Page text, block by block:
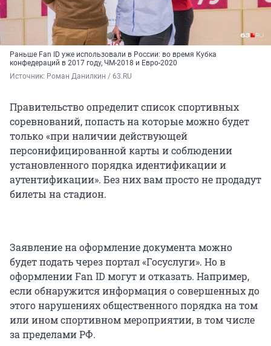
Раньше Fan ID уже использовали в России: во время Кубка
конфедераций в 2017 году, ЧМ-2018 и Евро-2020
Источник: Роман Данилкин / 63.RU
Правительство определит список спортивных
соревнований, попасть на которые можно будет
только «при наличии действующей
персонифицированной карты и соблюдении
установленного порядка идентификации и
аутентификации». Без них вам просто не продадут
билеты на стадион.
Заявление на оформление документа можно
будет подать через портал «Госуслуги». Но в
оформлении Fan ID могут и отказать. Например,
если обнаружится информация о совершенных до
этого нарушениях общественного порядка на том
или ином спортивном мероприятии, в том числе
за пределами РФ.